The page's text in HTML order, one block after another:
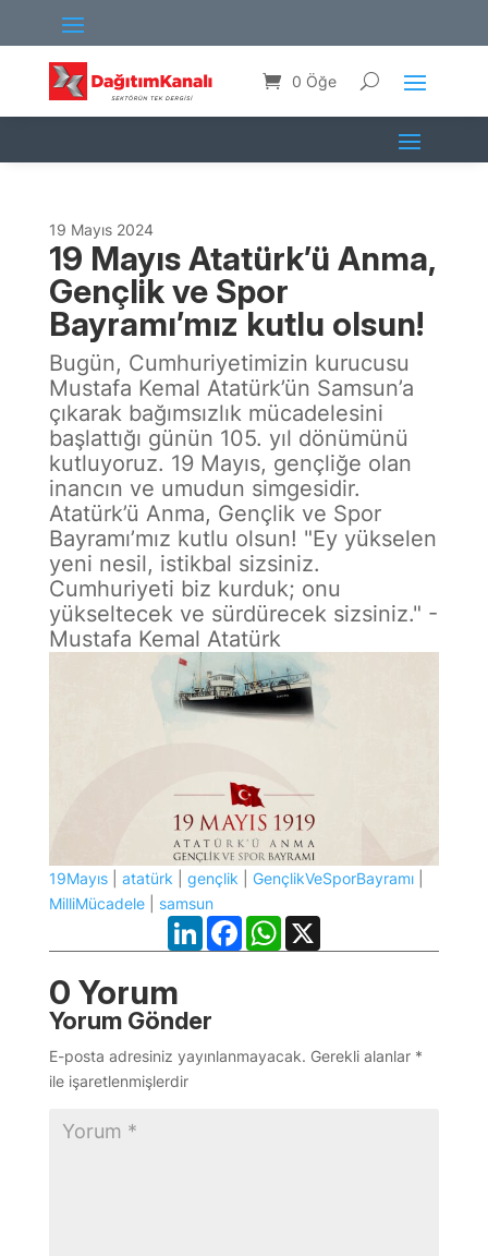
0 Öğe
19 Mayıs 2024
19 Mayıs Atatürk’ü Anma,
Gençlik ve Spor
Bayramı’mız kutlu olsun!
Bugün, Cumhuriyetimizin kurucusu
Mustafa Kemal Atatürk’ün Samsun’a
çıkarak bağımsızlık mücadelesini
başlattığı günün 105. yıl dönümünü
kutluyoruz. 19 Mayıs, gençliğe olan
inancın ve umudun simgesidir.
Atatürk’ü Anma, Gençlik ve Spor
Bayramı’mız kutlu olsun! "Ey yükselen
yeni nesil, istikbal sizsiniz.
Cumhuriyeti biz kurduk; onu
yükseltecek ve sürdürecek sizsiniz." -
Mustafa Kemal Atatürk
19Mayıs| atatürk gençlik GençlikVeSporBayramı|
MilliMücadele| samsun
LinkedInFacebookWhatsApp
X
0 Yorum
Yorum Gönder
E-posta adresiniz yayınlanmayacak. Gerekli alanlar *
ile işaretlenmişlerdir